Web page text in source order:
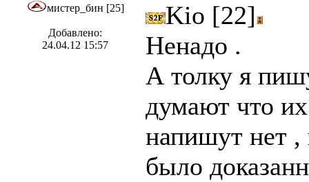
мистер_бин [25]
Добавлено:
24.04.12 15:57
Kio [22]
Ненадо .
А толку я
думают что
напишут нет ,
было